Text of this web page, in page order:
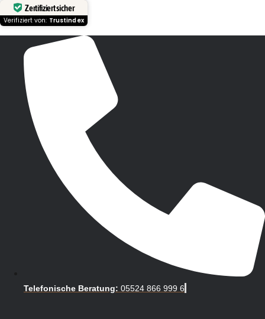
Zertifiziert sicher
Verifiziert von: Trustindex
Telefonische Beratung: 05524 866 999 6